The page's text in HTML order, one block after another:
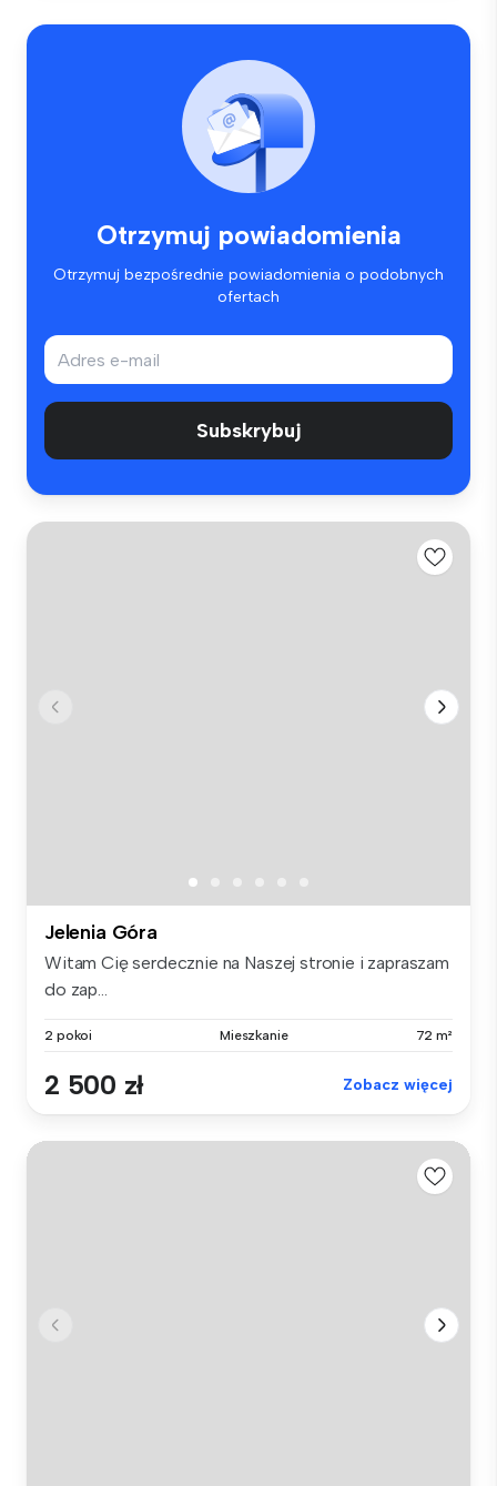
Otrzymuj powiadomienia
Otrzymuj bezpośrednie powiadomienia o podobnych
ofertach
Subskrybuj
Jelenia Góra
Witam Cię serdecznie na Naszej stronie i zapraszam
do zap...
2 pokoi Mieszkanie 72 m²
2 500 zł Zobacz więcej